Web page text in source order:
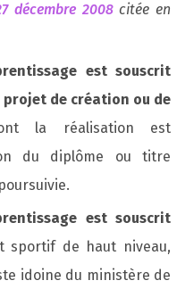
décembre 2008citée en
est souscrit
projet de création ou de
la réalisation est
du diplôme ou titre
est souscrit
sportif de haut niveau,
idoine du ministère de